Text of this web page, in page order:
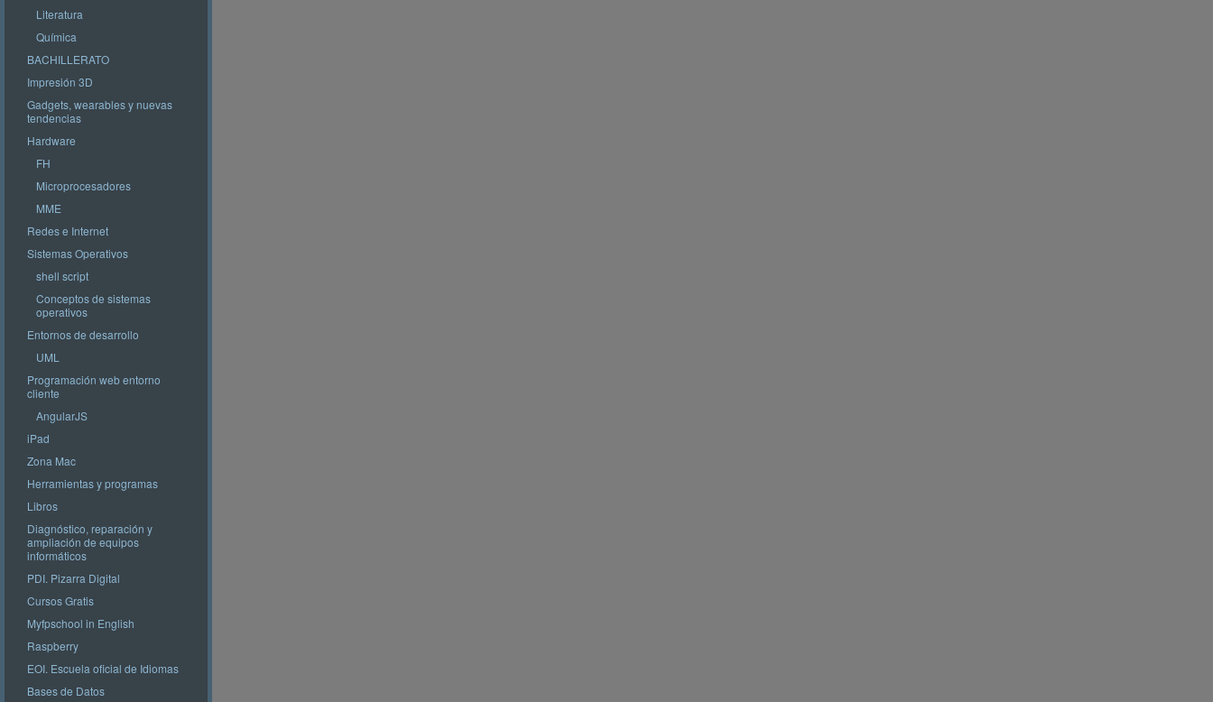
Literatura
Química
BACHILLERATO
Impresión 3D
Gadgets, wearables y nuevas
tendencias
Hardware
FH
Microprocesadores
MME
Redes e Internet
Sistemas Operativos
shell script
Conceptos de sistemas
operativos
Entornos de desarrollo
UML
Programación web entorno
cliente
AngularJS
iPad
Zona Mac
Herramientas y programas
Libros
Diagnóstico, reparación y
ampliación de equipos
informáticos
PDI. Pizarra Digital
Cursos Gratis
Myfpschool in English
Raspberry
EOI. Escuela oficial de Idiomas
Bases de Datos